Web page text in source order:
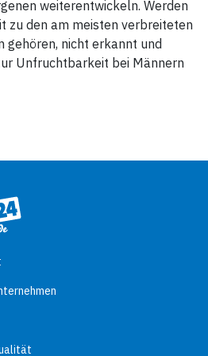
weiterentwickeln. Werden
zu den am meisten verbreiteten
gehören, nicht erkannt und
Unfruchtbarkeit bei Männern